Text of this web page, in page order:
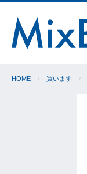
HOME 買います